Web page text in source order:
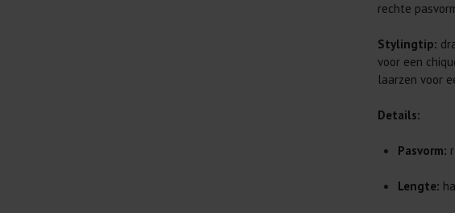
Was
Wees
genoeg.
al prima.
kreuken/
Gebruik
artikelen
rechte
Stylingtip:
voor een
laarzen voor
Details:
Pasvorm:
Lengte: